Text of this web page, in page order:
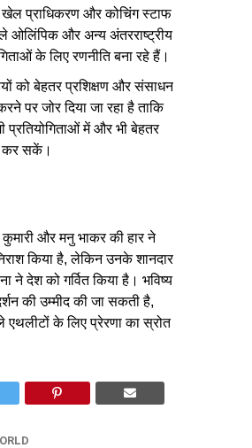
खेल प्राधिकरण और कोचिंग स्टाफ
ओलिंपिक और अन्य अंतरराष्ट्रीय
के लिए रणनीति बना रहे हैं।
को बेहतर प्रशिक्षण और संसाधन
पर जोर दिया जा रहा है ताकि
प्रतियोगिताओं में और भी बेहतर
कर सकें।
और मनु भाकर की हार ने
किया है, लेकिन उनके शानदार
ने देश को गर्वित किया है। भविष्य
की उम्मीद की जा सकती है,
के लिए प्रेरणा का स्रोत